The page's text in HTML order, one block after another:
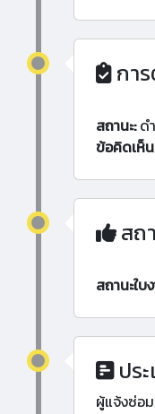
กา
สถานะ:ด
ข้อคิดเห็
สถ
สถานะใบ
ปร
ผู้แจ้งซ่อ